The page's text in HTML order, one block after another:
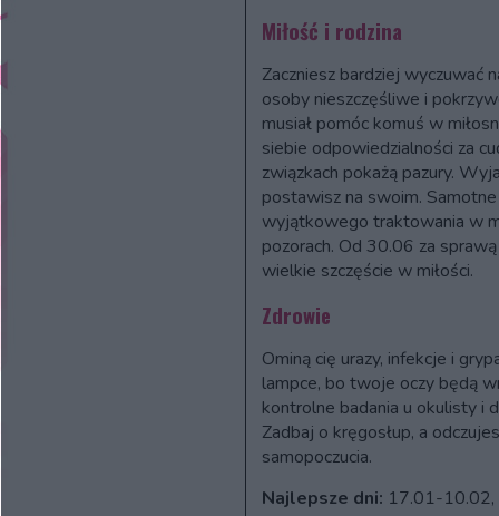
Miłość i rodzina
Zaczniesz bardziej wyczuwać
osoby nieszczęśliwe i
musiał pomóc komuś w
siebie odpowiedzialności za
związkach pokażą pazury.
postawisz na swoim.
wyjątkowego traktowania w
pozorach. Od 30.06 za
wielkie szczęście w miłości.
Zdrowie
Ominą cię urazy, infekcje i
lampce, bo twoje oczy będą
kontrolne badania u okulisty i
Zadbaj o kręgosłup, a
samopoczucia.
Najlepsze dni: 17.01-